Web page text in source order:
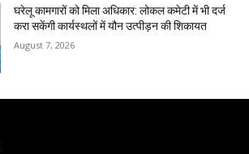
घरेलू कामगारों को मिला अधिकार: लोकल कमेटी में भी दर्ज
करा सकेंगी कार्यस्थलों में यौन उत्पीड़न की शिकायत
August 7, 2026